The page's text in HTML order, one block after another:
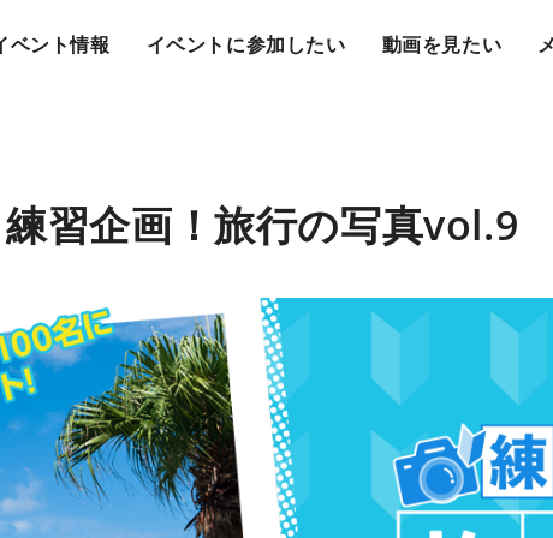
ベント情報 イベントに参加したい 動画を見たい
練習企画！旅行の写真vol.9